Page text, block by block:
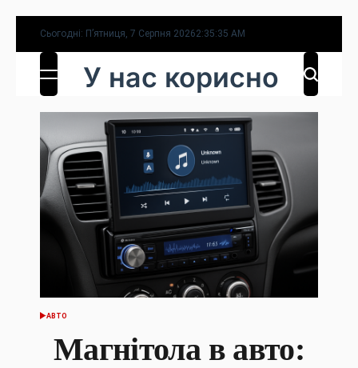
Перейти
до
вмісту
Сьогодні: П’ятниця, 7 Серпня 20262:35:36 AM
У нас корисно
ОПУБЛІКУВАТИ
АВТО
Магнітола в авто: